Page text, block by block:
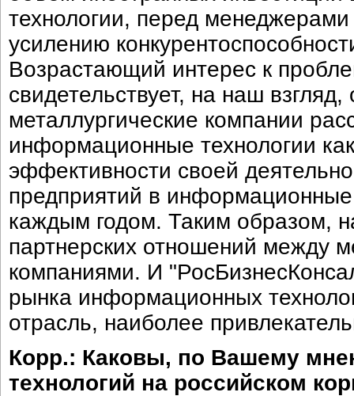
технологии, перед
усилению
Возрастающий интерес к
свидетельствует, на наш
металлургические компании
информационные технологии
эффективности своей
предприятий в информационные
каждым годом. Таким образом,
партнерских отношений между
компаниями. И
рынка информационных
отрасль, наиболее
Корр.: Каковы, по Вашему
технологий на российском